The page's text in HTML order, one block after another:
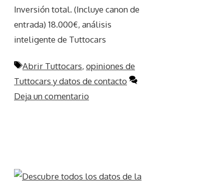
Inversión total. (Incluye canon de
entrada) 18.000€, análisis
inteligente de Tuttocars
Etiquetas
Abrir Tuttocars, opiniones de
Tuttocars y datos de contacto
Deja un comentario